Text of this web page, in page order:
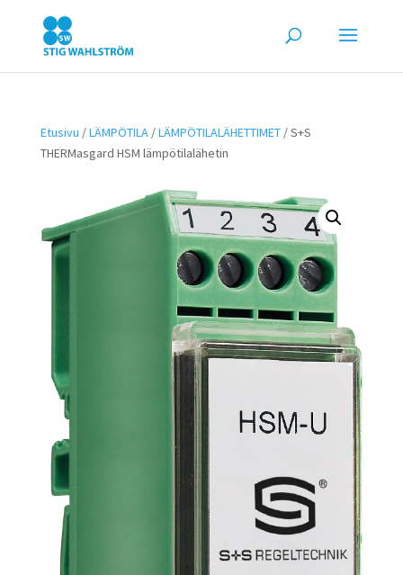
Etusivu /LÄMPÖTILA/LÄMPÖTILALÄHETTIMET/ S+S
THERMasgard HSM lämpötilalähetin